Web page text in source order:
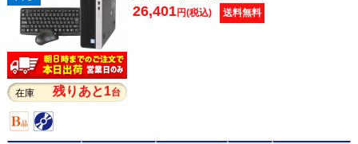
在庫 残りあと1台
26,401円(税込) 送料無料